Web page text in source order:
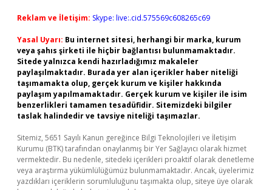
Reklam ve İletişim: Skype: live:.cid.575569c608265c69
Yasal Uyarı: Bu internet sitesi, herhangi bir marka, kurum
veya şahıs şirketi ile hiçbir bağlantısı bulunmamaktadır.
Sitede yalnızca kendi hazırladığımız makaleler
paylaşılmaktadır. Burada yer alan içerikler haber niteliği
taşımamakta olup, gerçek kurum ve kişiler hakkında
paylaşım yapılmamaktadır. Gerçek kurum ve kişiler ile isim
benzerlikleri tamamen tesadüfidir. Sitemizdeki bilgiler
taslak halindedir ve tavsiye niteliği taşımazlar.
Sitemiz, 5651 Sayılı Kanun gereğince Bilgi Teknolojileri ve İletişim
Kurumu (BTK) tarafından onaylanmış bir Yer Sağlayıcı olarak hizmet
vermektedir. Bu nedenle, sitedeki içerikleri proaktif olarak denetleme
veya araştırma yükümlülüğümüz bulunmamaktadır. Ancak, üyelerimiz
yazdıkları içeriklerin sorumluluğunu taşımakta olup, siteye üye olarak